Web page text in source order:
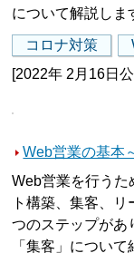
について解説しま
コロナ対策
[2022年 2月16日
Web営業の基本
Web営業を行うた
ト構築、集客、
つのステップがあ
「集客」について